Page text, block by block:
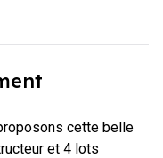
cette belle
et 4 lots